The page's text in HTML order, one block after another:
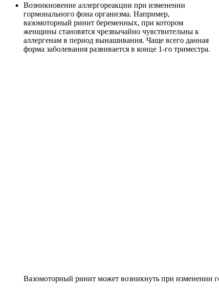
Возникновение аллергореакции при изменении
гормонального фона организма. Например,
вазомоторный ринит беременных, при котором
женщины становятся чрезвычайно чувствительны к
аллергенам в период вынашивания. Чаще всего данная
форма заболевания развивается в конце 1-го триместра.
Вазомоторный ринит может возникнуть при изменении